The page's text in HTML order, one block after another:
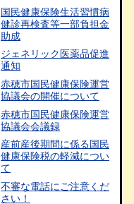
国民健康保険生活習慣病
健診再検査等一部負担金
助成
ジェネリック医薬品促進
通知
赤穂市国民健康保険運営
協議会の開催について
赤穂市国民健康保険運営
協議会会議録
産前産後期間に係る国民
健康保険税の軽減につい
て
不審な電話にご注意くだ
さい！